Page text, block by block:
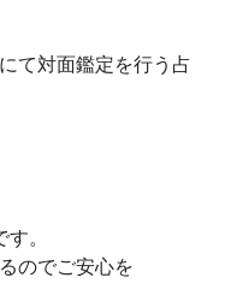
て対面鑑定を行う占
。
のでご安心を